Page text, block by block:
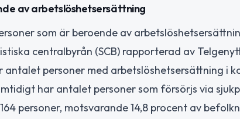
av arbetslöshetsersättning
som är beroende av
centralbyrån (SCB) rapporterad av
personer med arbetslöshetsersättning i
har antalet personer som försörjs via
personer, motsvarande 14,8 procent av